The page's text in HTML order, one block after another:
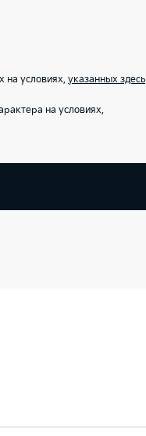
на условиях, указанных здесь
на условиях,